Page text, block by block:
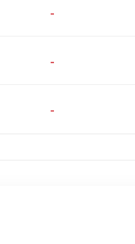
-
-
-